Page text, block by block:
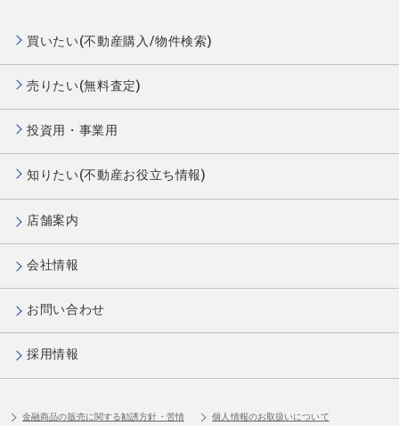
買いたい(不動産購入/物件検索)
売りたい(無料査定)
投資用・事業用
知りたい(不動産お役立ち情報)
店舗案内
会社情報
お問い合わせ
採用情報
金融商品の販売に関する勧誘方針・苦情
個人情報のお取扱いについて